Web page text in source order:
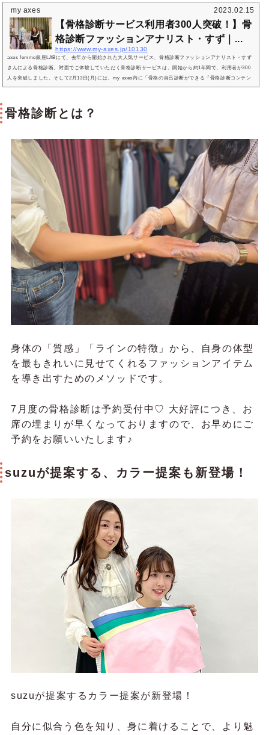
めての骨格診断＆axes femme 銀座 LABを体験してきました！先に感想をお伝えすると、「診断してもら
ってよかった～！」の一言。骨格迷子さんは、ぜひ一度診断にレッツゴーしてみてください！骨格診断で
何がわかるの？骨格診断によっ...
my axes 2023.02.15
​​【骨格診断サービス利用者300人突破！】骨
格診断ファッションアナリスト・すず｜...
https://www.my-axes.jp/10130
axes femme銀座LABにて、去年から開始された大人気サービス、骨格診断ファッションアナリスト・すず
さんによる骨格診断。対面でご体験していただく骨格診断サービスは、開始から約1年間で、利用者が300
人を突破しました。そして2月13日(月)には、my axes内に「骨格の自己診断ができる『骨格診断コンテン
ツ』」が新しくオープン！今回はすずさんに、自己診断とプロによる診断の使い分け方、『骨格診断 × axe
した♡ ＜Pr...
骨格診断とは？
身体の「質感」「ラインの特徴」から、自身の体型
を最もきれいに見せてくれるファッションアイテム
を導き出すためのメソッドです。
7月度の骨格診断は予約受付中♡ 大好評につき、お
席の埋まりが早くなっておりますので、お早めにご
予約をお願いいたします♪
suzuが提案する、カラー提案も新登場！
suzuが提案するカラー提案が新登場！
自分に似合う色を知り、身に着けることで、より魅